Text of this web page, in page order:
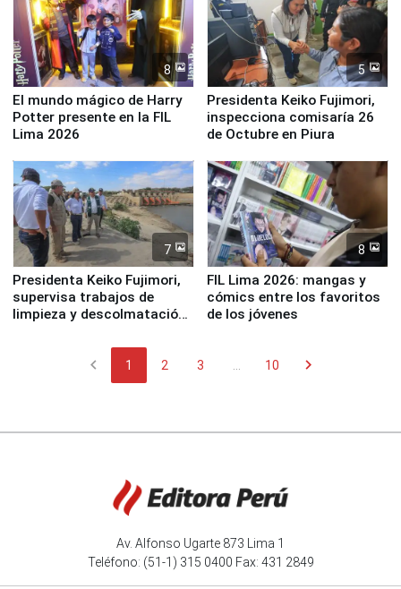
8
El mundo mágico de Harry
Potter presente en la FIL
Lima 2026
5
Presidenta Keiko Fujimori,
inspecciona comisaría 26
de Octubre en Piura
7
Presidenta Keiko Fujimori,
supervisa trabajos de
limpieza y descolmatación
8
FIL Lima 2026: mangas y
cómics entre los favoritos
de los jóvenes
chevron_left 1 2 3 10 chevron_right
Av. Alfonso Ugarte 873 Lima 1
Teléfono: (51-1) 315 0400 Fax: 431 2849